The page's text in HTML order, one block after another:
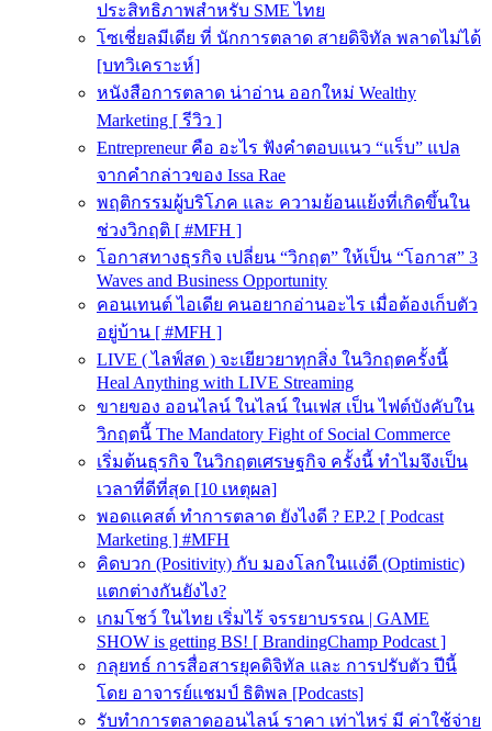
ประสิทธิภาพสำหรับ SME ไทย
โซเชี่ยลมีเดีย ที่ นักการตลาด สายดิจิทัล พลาดไม่ได้
[บทวิเคราะห์]
หนังสือการตลาด น่าอ่าน ออกใหม่ Wealthy
Marketing [ รีวิว ]
Entrepreneur คือ อะไร ฟังคำตอบแนว “แร็บ” แปล
จากคำกล่าวของ Issa Rae
พฤติกรรมผู้บริโภค และ ความย้อนแย้งที่เกิดขึ้นใน
ช่วงวิกฤติ [ #MFH ]
โอกาสทางธุรกิจ เปลี่ยน “วิกฤต” ให้เป็น “โอกาส” 3
Waves and Business Opportunity
คอนเทนต์ ไอเดีย คนอยากอ่านอะไร เมื่อต้องเก็บตัว
อยู่บ้าน [ #MFH ]
LIVE ( ไลฟ์สด ) จะเยียวยาทุกสิ่ง ในวิกฤตครั้งนี้
Heal Anything with LIVE Streaming
ขายของ ออนไลน์ ในไลน์ ในเฟส เป็น ไฟต์บังคับใน
วิกฤตนี้ The Mandatory Fight of Social Commerce
เริ่มต้นธุรกิจ ในวิกฤตเศรษฐกิจ ครั้งนี้ ทำไมจึงเป็น
เวลาที่ดีที่สุด [10 เหตุผล]
พอดแคสต์ ทำการตลาด ยังไงดี ? EP.2 [ Podcast
Marketing ] #MFH
คิดบวก (Positivity) กับ มองโลกในแง่ดี (Optimistic)
แตกต่างกันยังไง?
เกมโชว์ ในไทย เริ่มไร้ จรรยาบรรณ | GAME
SHOW is getting BS! [ BrandingChamp Podcast ]
กลุยทธ์ การสื่อสารยุคดิจิทัล และ การปรับตัว ปีนี้
โดย อาจารย์แชมป์ ธิติพล [Podcasts]
รับทำการตลาดออนไลน์ ราคา เท่าไหร่ มี ค่าใช้จ่าย